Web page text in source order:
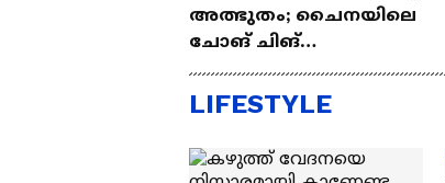
അത്ഭുതം; ചൈനയിലെ
ചോങ് ചിങ്
റെയിൽവേസ്റ്റേഷൻ |
Chongqing Railway Station
LIFESTYLE